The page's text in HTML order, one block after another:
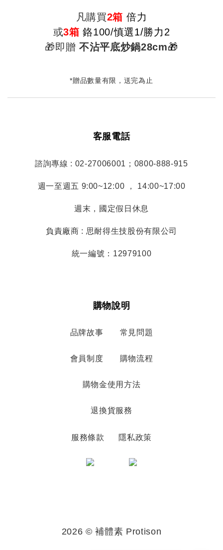
凡購買2箱 倍力
或3箱鉻100/慎選1/勝力2
🎁即贈不沾平底炒鍋28cm🎁
*贈品數量有限，送完為止
客服電話
諮詢專線 : 02-27006001；0800-888-915
週一至週五 9:00~12:00 ， 14:00~17:00
週末，國定假日休息
負責廠商 : 思耐得生技股份有限公司
統一編號：12979100
購物說明
品牌故事 常見問題
會員制度 購物流程
購物金使用方法
退換貨服務
服務條款 隱私政策
2026 © 補體素 Protison